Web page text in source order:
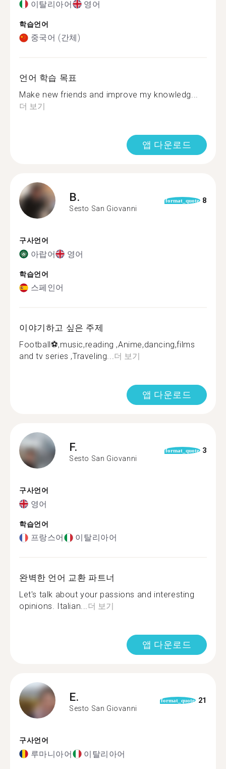
이탈리아어 영어
학습언어
중국어 (간체)
언어 학습 목표
Make new friends and improve my knowledg...
더 보기
앱 다운로드
B.
Sesto San Giovanni
format_quote 8
구사언어
아랍어 영어
학습언어
스페인어
이야기하고 싶은 주제
Football⚽️,music,reading ,Anime,dancing,films
and tv series ,Traveling...더 보기
앱 다운로드
F.
Sesto San Giovanni
format_quote 3
구사언어
영어
학습언어
프랑스어 이탈리아어
완벽한 언어 교환 파트너
Let's talk about your passions and interesting
opinions. Italian...더 보기
앱 다운로드
E.
Sesto San Giovanni
format_quote 21
구사언어
루마니아어 이탈리아어